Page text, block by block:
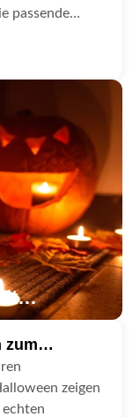
passende
zum
zeigen
echten